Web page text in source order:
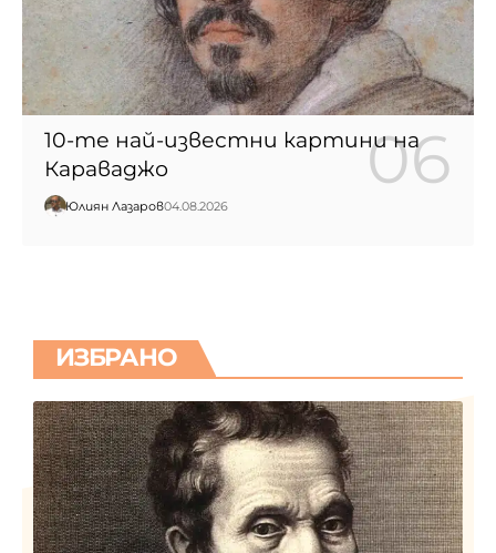
10-те най-известни картини на
Караваджо
Юлиян Лазаров04.08.2026
ИЗБРАНО